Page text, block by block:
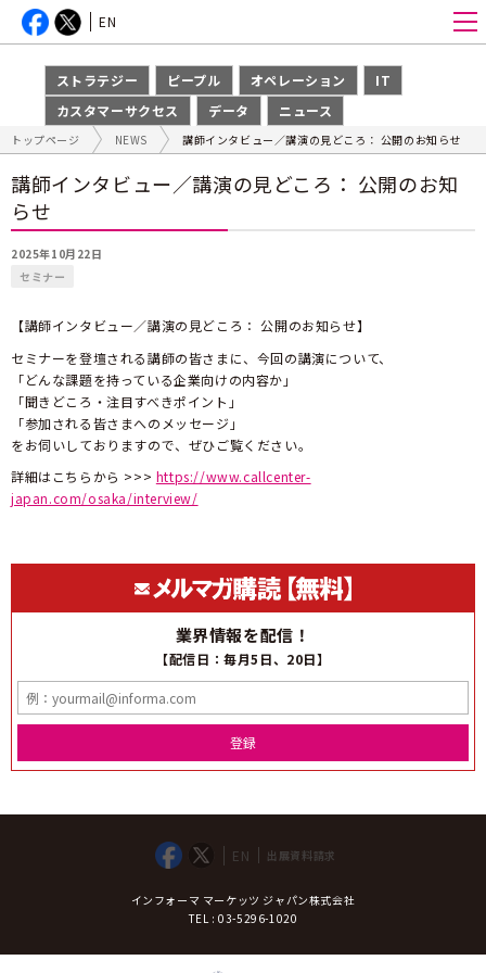
ストラテジー ピープル オペレーション
IT
カスタマーサクセス
データ ニュース
EN
トップページ NEWS 講師インタビュー／講演の見どころ： 公開のお知らせ
講師インタビュー／講演の見どころ： 公開のお知
らせ
2025年10月22日
セミナー
【講師インタビュー／講演の見どころ： 公開のお知らせ】
セミナーを登壇される講師の皆さまに、今回の講演について、
「どんな課題を持っている企業向けの内容か」
「聞きどころ・注目すべきポイント」
「参加される皆さまへのメッセージ」
をお伺いしておりますので、ぜひご覧ください。
詳細はこちらから >>> https://www.callcenter-
japan.com/osaka/interview/
業界情報を配信！
【配信日：毎月5日、20日】
登録
EN 出展資料請求
インフォーマ マーケッツ ジャパン株式会社
TEL : 03-5296-1020